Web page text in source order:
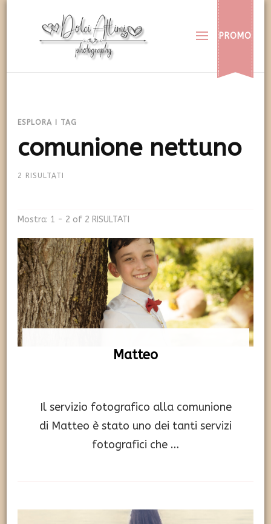
Dolci Attimi
Rendiamo immortali i vostri dolci momenti
PROMO
ESPLORA I TAG
comunione nettuno
2 RISULTATI
Mostra: 1 - 2 of 2 RISULTATI
Matteo
Il servizio fotografico alla comunione
di Matteo è stato uno dei tanti servizi
fotografici che …